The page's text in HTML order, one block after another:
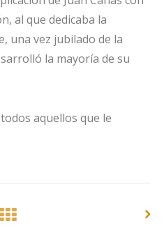
al que dedicaba la
una vez jubilado de la
la mayoría de su
aquellos que le